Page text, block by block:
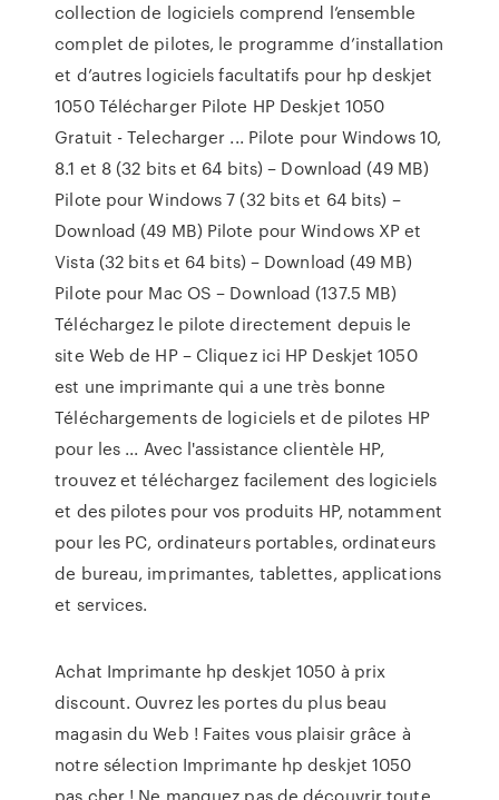
collection de logiciels comprend l’ensemble
complet de pilotes, le programme d’installation
et d’autres logiciels facultatifs pour hp deskjet
1050 Télécharger Pilote HP Deskjet 1050
Gratuit - Telecharger ... Pilote pour Windows 10,
8.1 et 8 (32 bits et 64 bits) – Download (49 MB)
Pilote pour Windows 7 (32 bits et 64 bits) –
Download (49 MB) Pilote pour Windows XP et
Vista (32 bits et 64 bits) – Download (49 MB)
Pilote pour Mac OS – Download (137.5 MB)
Téléchargez le pilote directement depuis le
site Web de HP – Cliquez ici HP Deskjet 1050
est une imprimante qui a une très bonne
Téléchargements de logiciels et de pilotes HP
pour les ... Avec l'assistance clientèle HP,
trouvez et téléchargez facilement des logiciels
et des pilotes pour vos produits HP, notamment
pour les PC, ordinateurs portables, ordinateurs
de bureau, imprimantes, tablettes, applications
et services.
Achat Imprimante hp deskjet 1050 à prix
discount. Ouvrez les portes du plus beau
magasin du Web ! Faites vous plaisir grâce à
notre sélection Imprimante hp deskjet 1050
pas cher ! Ne manquez pas de découvrir toute